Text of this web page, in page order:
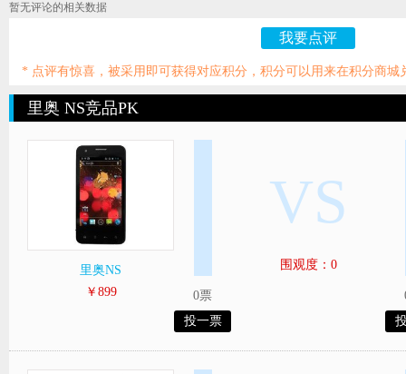
暂无评论的相关数据
我要点评
* 点评有惊喜，被采用即可获得对应积分，积分可以用来在积分商城
里奥 NS竞品PK
里奥NS
￥899
0票
投一票
VS
围观度：0